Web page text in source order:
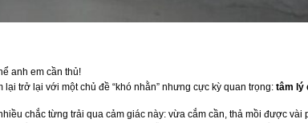
anh em cần thủ!
lại trở lại với một chủ đề “khó nhằn” nhưng cực kỳ quan trọng: tâm lý
chắc từng trải qua cảm giác này: vừa cắm cần, thả mồi được